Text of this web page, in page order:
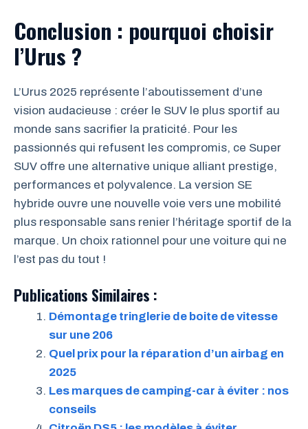
Conclusion : pourquoi choisir
l’Urus ?
L’Urus 2025 représente l’aboutissement d’une
vision audacieuse : créer le SUV le plus sportif au
monde sans sacrifier la praticité. Pour les
passionnés qui refusent les compromis, ce Super
SUV offre une alternative unique alliant prestige,
performances et polyvalence. La version SE
hybride ouvre une nouvelle voie vers une mobilité
plus responsable sans renier l’héritage sportif de la
marque. Un choix rationnel pour une voiture qui ne
l’est pas du tout !
Publications Similaires :
Démontage tringlerie de boite de vitesse
sur une 206
Quel prix pour la réparation d’un airbag en
2025
Les marques de camping-car à éviter : nos
conseils